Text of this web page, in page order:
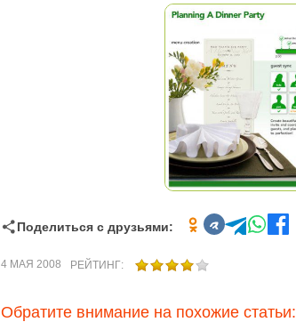
Поделиться с друзьями:
4 МАЯ 2008 РЕЙТИНГ:
Обратите внимание на похожие статьи: